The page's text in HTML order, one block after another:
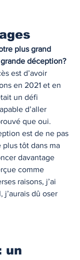
plus grand
déception?
est d’avoir
en 2021 et en
un défi
d’aller
que oui.
est de ne pas
plus tôt dans ma
davantage
comme
raisons, j’ai
j’aurais dû oser
un